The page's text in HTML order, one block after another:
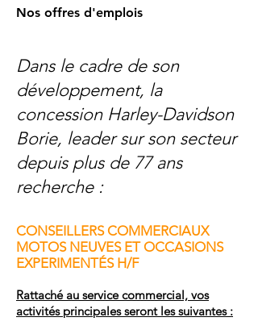
Nos offres d'emplois
Dans le cadre de son
développement, la
concession Harley-Davidson
Borie, leader sur son secteur
depuis plus de 77 ans
recherche :
CONSEILLERS COMMERCIAUX
MOTOS NEUVES ET OCCASIONS
EXPERIMENTÉS H/F
Rattaché au service commercial, vos
activités principales seront les suivantes :